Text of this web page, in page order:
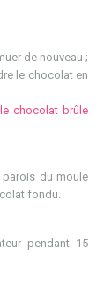
de nouveau ;
le chocolat en
chocolat brûle
parois du moule
fondu.
pendant 15